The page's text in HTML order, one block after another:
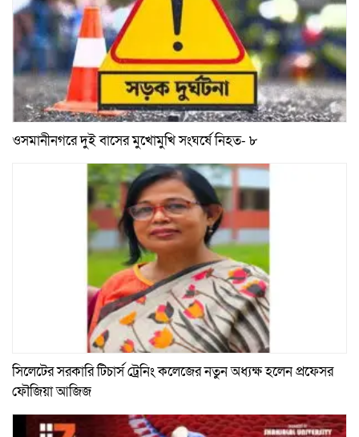
ওসমানীনগরে দুই বাসের মুখোমুখি সংঘর্ষে নিহত- ৮
সিলেটের সরকারি টিচার্স ট্রেনিং কলেজের নতুন অধ্যক্ষ হলেন প্রফেসর
ফৌজিয়া আজিজ